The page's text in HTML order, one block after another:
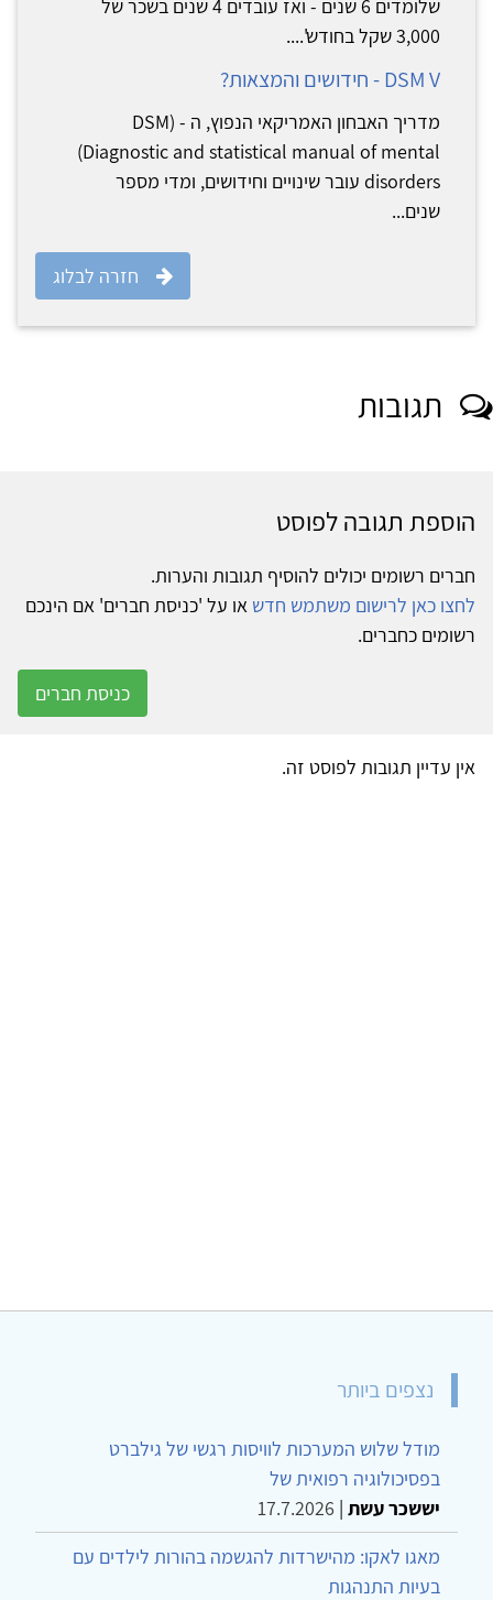
שלומדים 6 שנים - ואז עובדים 4 שנים בשכר של
3,000 שקל בחודש'....
DSM V - חידושים והמצאות?
מדריך האבחון האמריקאי הנפוץ, ה - (DSM
(Diagnostic and statistical manual of mental
disorders עובר שינויים וחידושים, ומדי מספר
שנים...
חזרה לבלוג
תגובות
הוספת תגובה לפוסט
חברים רשומים יכולים להוסיף תגובות והערות.
לחצו כאן לרישום משתמש חדש או על 'כניסת חברים' אם הינכם
רשומים כחברים.
כניסת חברים
אין עדיין תגובות לפוסט זה.
נצפים ביותר
מודל שלוש המערכות לוויסות רגשי של גילברט
בפסיכולוגיה רפואית של
יששכר עשת |
17.7.2026
מאגו לאקו: מהישרדות להגשמה בהורות לילדים עם
בעיות התנהגות